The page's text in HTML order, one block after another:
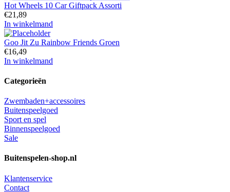
Hot Wheels 10 Car Giftpack Assorti
€21,89
In winkelmand
Goo Jit Zu Rainbow Friends Groen
€16,49
In winkelmand
Categorieën
Zwembaden+accessoires
Buitenspeelgoed
Sport en spel
Binnenspeelgoed
Sale
Buitenspelen-shop.nl
Klantenservice
Contact